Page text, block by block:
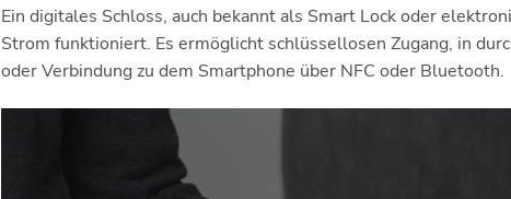
Ein digitales Schloss, auch bekannt als Smart Lock oder
Strom funktioniert. Es ermöglicht schlüssellosen Zugang, in
oder Verbindung zu dem Smartphone über NFC oder Bluetooth.